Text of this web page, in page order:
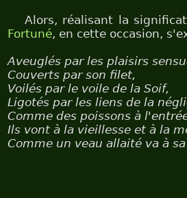
Alors, réalisant la
Fortuné, en cette occasion,
Aveuglés par les plaisirs
Couverts par son filet,
Voilés par le voile de la Soif,
Ligotés par les liens de la
Comme des poissons à
Ils vont à la vieillesse et à la
Comme un veau allaité va à